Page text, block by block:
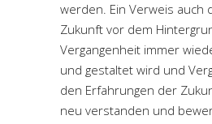
werden. Ein Verweis auch
Zukunft vor dem
Vergangenheit immer
und gestaltet wird und
den Erfahrungen der
neu verstanden und